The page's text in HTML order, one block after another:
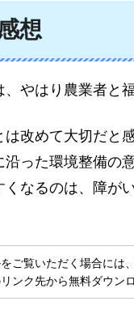
想
やはり農業者と
改めて大切だと
った環境整備の
なるのは、障が
ご覧いただく場合に
ンク先から無料ダウン